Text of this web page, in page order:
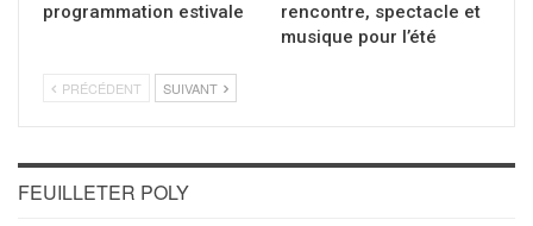
programmation estivale
rencontre, spectacle et
musique pour l’été
PRÉCÉDENT SUIVANT
FEUILLETER POLY